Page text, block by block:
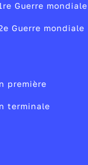
Guerre mondiale
Guerre mondiale
première
terminale